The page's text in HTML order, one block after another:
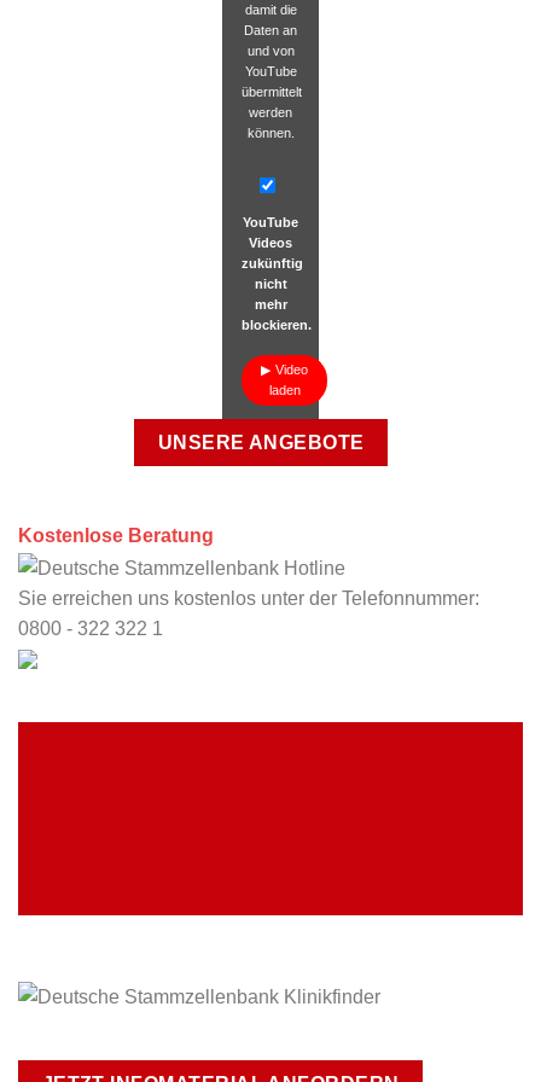
damit die
Daten an
und von
YouTube
übermittelt
werden
können.
YouTube
Videos
zukünftig
nicht
mehr
blockieren.
Video
laden
UNSERE ANGEBOTE
Kostenlose Beratung
Sie erreichen uns kostenlos unter der Telefonnummer:
0800 - 322 322 1